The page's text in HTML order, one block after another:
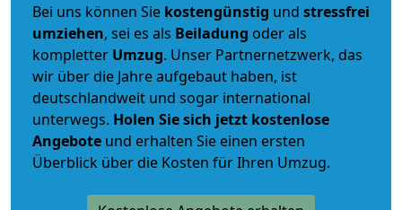
Bei uns können Sie kostengünstig und stressfrei
umziehen, sei es als Beiladung oder als
kompletter Umzug. Unser Partnernetzwerk, das
wir über die Jahre aufgebaut haben, ist
deutschlandweit und sogar international
unterwegs. Holen Sie sich jetzt kostenlose
Angebote und erhalten Sie einen ersten
Überblick über die Kosten für Ihren Umzug.